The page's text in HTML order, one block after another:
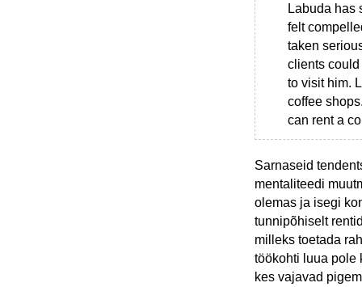
Labuda has
felt
taken
clients could
to visit him.
coffee
can rent a
Sarnaseid
mentaliteedi
olemas ja isegi
tunnipõhiselt
milleks toetada
töökohti luua pole
kes vajavad